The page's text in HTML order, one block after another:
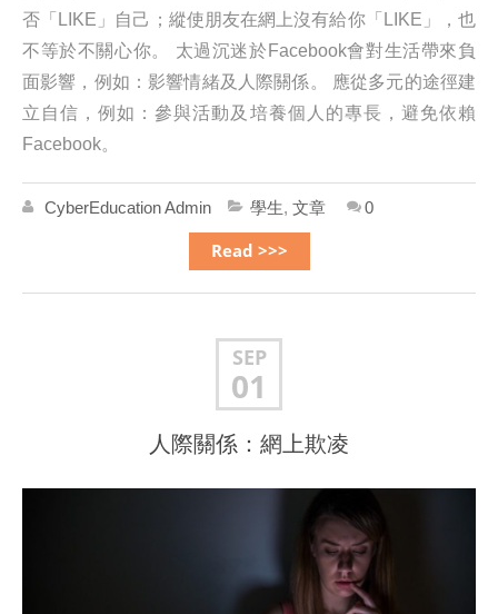
否「LIKE」自己；縱使朋友在網上沒有給你「LIKE」，也
不等於不關心你。 太過沉迷於Facebook會對生活帶來負
面影響，例如：影響情緒及人際關係。 應從多元的途徑建
立自信，例如：參與活動及培養個人的專長，避免依賴
Facebook。
CyberEducation Admin 學生, 文章 0
Read >>>
SEP
01
人際關係：網上欺凌